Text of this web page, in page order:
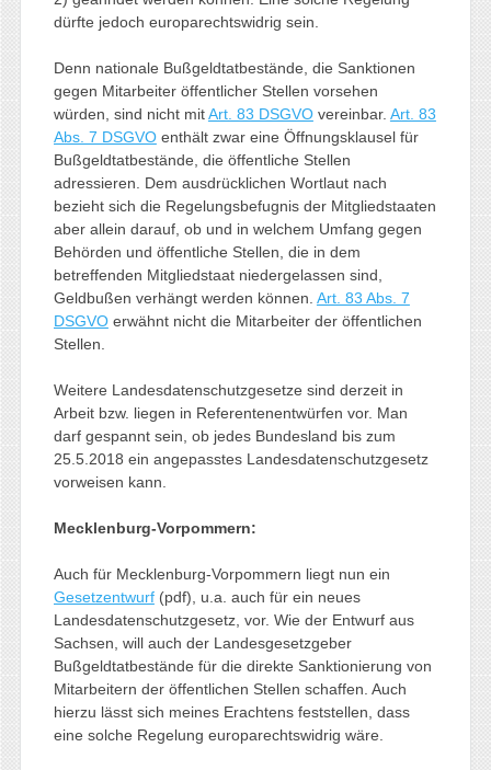
dürfte jedoch europarechtswidrig sein.
Denn nationale Bußgeldtatbestände, die Sanktionen
gegen Mitarbeiter öffentlicher Stellen vorsehen
würden, sind nicht mitArt. 83 DSGVOvereinbar. Art. 83
Abs. 7 DSGVOenthält zwar eine Öffnungsklausel für
Bußgeldtatbestände, die öffentliche Stellen
adressieren. Dem ausdrücklichen Wortlaut nach
bezieht sich die Regelungsbefugnis der Mitgliedstaaten
aber allein darauf, ob und in welchem Umfang gegen
Behörden und öffentliche Stellen, die in dem
betreffenden Mitgliedstaat niedergelassen sind,
Geldbußen verhängt werden können. Art. 83 Abs. 7
DSGVOerwähnt nicht die Mitarbeiter der öffentlichen
Stellen.
Weitere Landesdatenschutzgesetze sind derzeit in
Arbeit bzw. liegen in Referentenentwürfen vor. Man
darf gespannt sein, ob jedes Bundesland bis zum
25.5.2018 ein angepasstes Landesdatenschutzgesetz
vorweisen kann.
Mecklenburg-Vorpommern:
Auch für Mecklenburg-Vorpommern liegt nun ein
Gesetzentwurf(pdf), u.a. auch für ein neues
Landesdatenschutzgesetz, vor. Wie der Entwurf aus
Sachsen, will auch der Landesgesetzgeber
Bußgeldtatbestände für die direkte Sanktionierung von
Mitarbeitern der öffentlichen Stellen schaffen. Auch
hierzu lässt sich meines Erachtens feststellen, dass
eine solche Regelung europarechtswidrig wäre.